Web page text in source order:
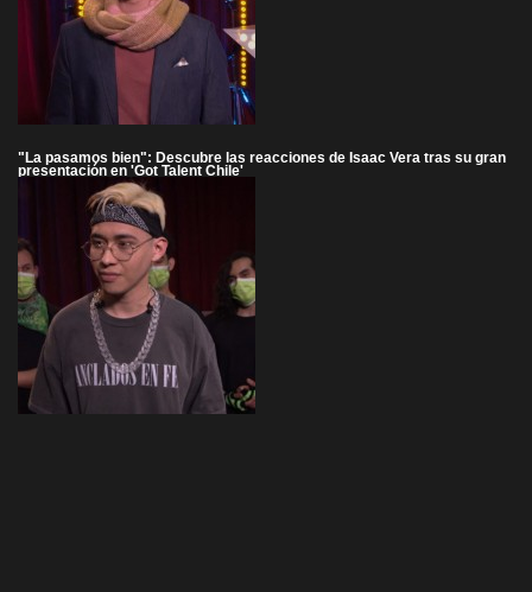
"La pasamos bien": Descubre las reacciones de Isaac Vera tras su gran
presentación en 'Got Talent Chile'